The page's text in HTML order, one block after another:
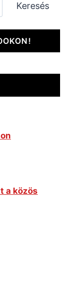
Keresés
a közös